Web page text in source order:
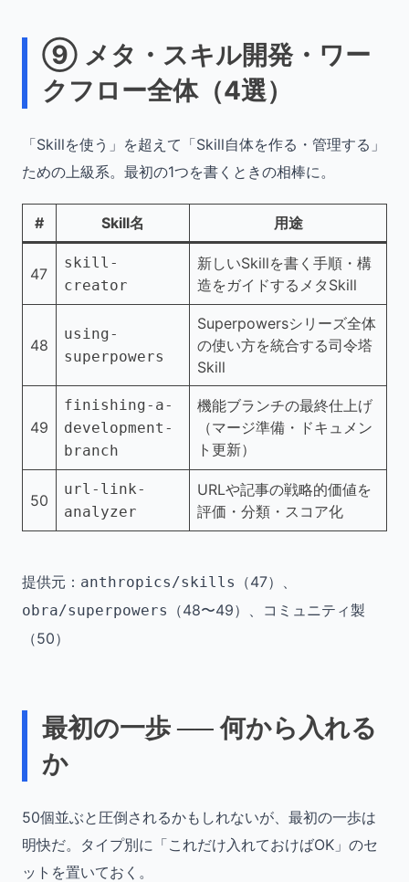
⑨ メタ・スキル開発・ワー
クフロー全体（4選）
「Skillを使う」を超えて「Skill自体を作る・管理する」
ための上級系。最初の1つを書くときの相棒に。
# Skill名 用途
47
skill-
creator
新しいSkillを書く手順・構
造をガイドするメタSkill
48
using-
superpowers
Superpowersシリーズ全体
の使い方を統合する司令塔
Skill
49
finishing-a-
development-
branch
機能ブランチの最終仕上げ
（マージ準備・ドキュメン
ト更新）
50
url-link-
analyzer
URLや記事の戦略的価値を
評価・分類・スコア化
提供元： anthropics/skills （47）、
obra/superpowers
（48〜49）、コミュニティ製
（50）
最初の一歩 ── 何から入れる
か
50個並ぶと圧倒されるかもしれないが、最初の一歩は
明快だ。タイプ別に「これだけ入れておけばOK」のセ
ットを置いておく。